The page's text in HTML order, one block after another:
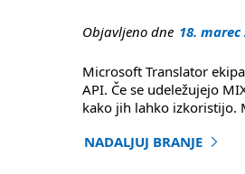
Objavljeno dne 18. marec
Microsoft Translator
API. Če se udeležujejo
kako jih lahko izkoristijo.
NADALJUJ BRANJE
"Obvestila in seje na